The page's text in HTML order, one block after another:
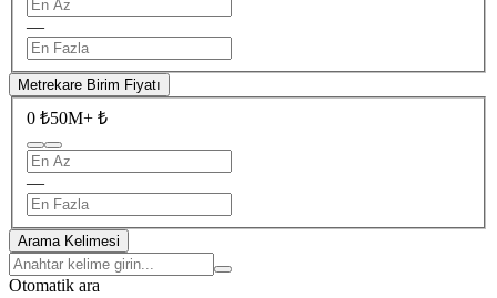
—
Metrekare Birim Fiyatı
0 ₺50M+ ₺
—
Arama Kelimesi
Otomatik ara